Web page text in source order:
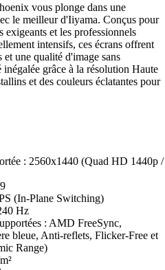
vous plonge dans une
le meilleur d'Iiyama. Conçus pour
exigeants et les professionnels
intensifs, ces écrans offrent
une qualité d'image sans
grâce à la résolution Haute
et des couleurs éclatantes pour
: 2560x1440 (Quad HD 1440p /
(In-Plane Switching)
Hz
: AMD FreeSync,
bleue, Anti-reflets, Flicker-Free et
Range)